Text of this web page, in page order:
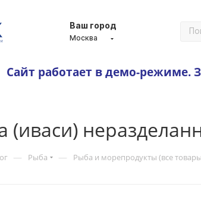
Ваш город
Москва
Сайт работает в демо-режиме.
(иваси)
— Рыба — Рыба и морепродукты (все